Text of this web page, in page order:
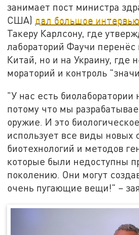
занимает пост министра
США) дал большое интервью
Такеру Карлсону, где
лабораторий Фаучи перенёс
Китай, но и на Украину, где
мораторий и контроль
"У нас есть биолаборатории
потому что мы
оружие. И это
использует все виды новых
биотехнологий и методов
которые были недоступны
поколению. Они могут
очень пугающие вещи!" –